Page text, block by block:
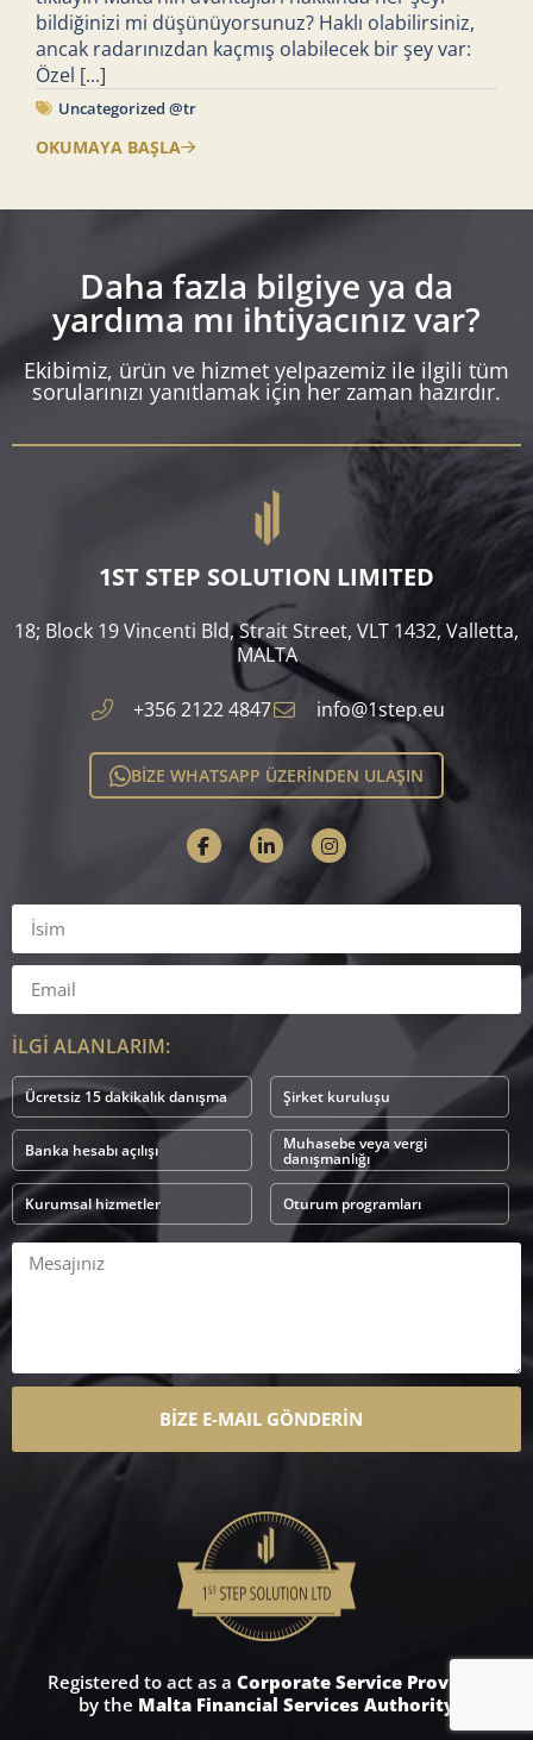
bildiğinizi mi düşünüyorsunuz? Haklı olabilirsiniz,
ancak radarınızdan kaçmış olabilecek bir şey var:
Özel [...]
Uncategorized @tr
OKUMAYA BAŞLA
Daha fazla bilgiye ya da
yardıma mı ihtiyacınız var?
Ekibimiz, ürün ve hizmet yelpazemiz ile ilgili tüm
sorularınızı yanıtlamak için her zaman hazırdır.
1ST STEP SOLUTION LIMITED
18; Block 19 Vincenti Bld, Strait Street, VLT 1432, Valletta,
MALTA​
+356 2122 4847 info@1step.eu
BİZE WHATSAPP ÜZERİNDEN ULAŞIN
İLGİ ALANLARIM:
Ücretsiz 15 dakikalık danışma Şirket kuruluşu
Banka hesabı açılışı Muhasebe veya vergi
danışmanlığı
Kurumsal hizmetler Oturum programları
BİZE E-MAIL GÖNDERİN
Registered to act as a Corporate Service Provider
by the Malta Financial Services Authority